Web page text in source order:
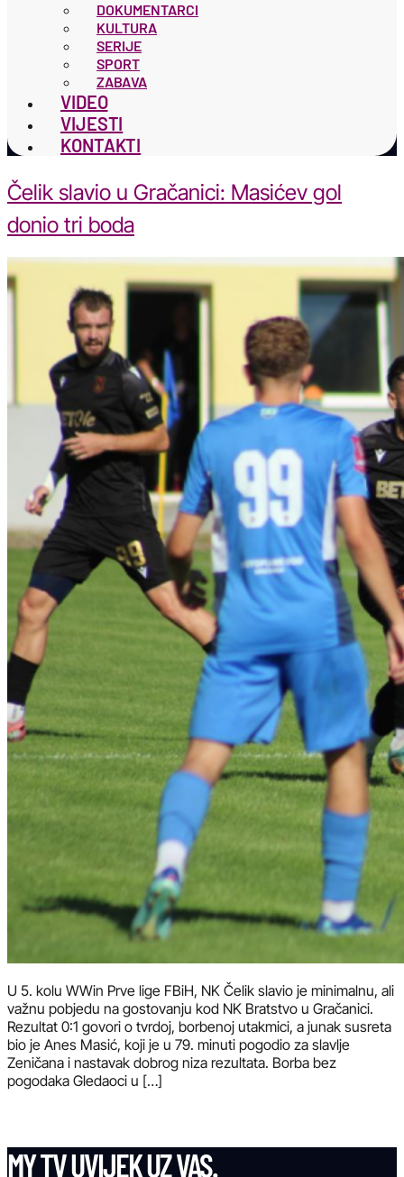
DOKUMENTARCI
KULTURA
SERIJE
SPORT
ZABAVA
VIDEO
VIJESTI
KONTAKTI
Čelik slavio u Gračanici: Masićev gol
donio tri boda
U 5. kolu WWin Prve lige FBiH, NK Čelik slavio je minimalnu, ali
važnu pobjedu na gostovanju kod NK Bratstvo u Gračanici.
Rezultat 0:1 govori o tvrdoj, borbenoj utakmici, a junak susreta
bio je Anes Masić, koji je u 79. minuti pogodio za slavlje
Zeničana i nastavak dobrog niza rezultata. Borba bez
pogodaka Gledaoci u […]
MY TV UVIJEK UZ VAS.